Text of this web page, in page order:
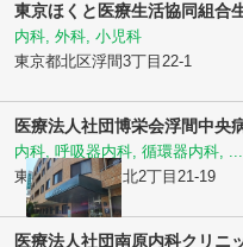
東京ほくと医療生活協同組合
内科, 外科, 小児科
東京都北区浮間3丁目22-1
医療法人社団博栄会浮間中央
内科, 呼吸器内科, 循環器内科, ...
東京都北区赤羽北2丁目21-19
医療法人社団南原内科クリニ